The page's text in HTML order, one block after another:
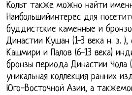
Кольт также можно найти
Наибольшийинтерес для
буддистские каменные и
Династии Кушан (1-3 века н. э.
Кашмири и Палов (6-13 века)
бронзы периода Династии Чола
уникальная коллекция ранних
Юго-Восточной Азии, а